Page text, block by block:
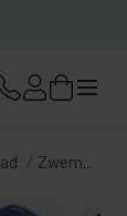
Zwembadtechniek